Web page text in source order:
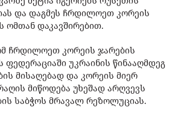
და დაგმეს ჩრდილოეთ კორეის
ომთან დაკავშირებით.
ჩრდილოეთ კორეის ჯარების
ფედერაციაში უკრაინის წინააღმდეგ
მისაღებად და კორეის მიერ
მიწოდება უხეშად არღვევს
საბჭოს მრავალ რეზოლუციას.